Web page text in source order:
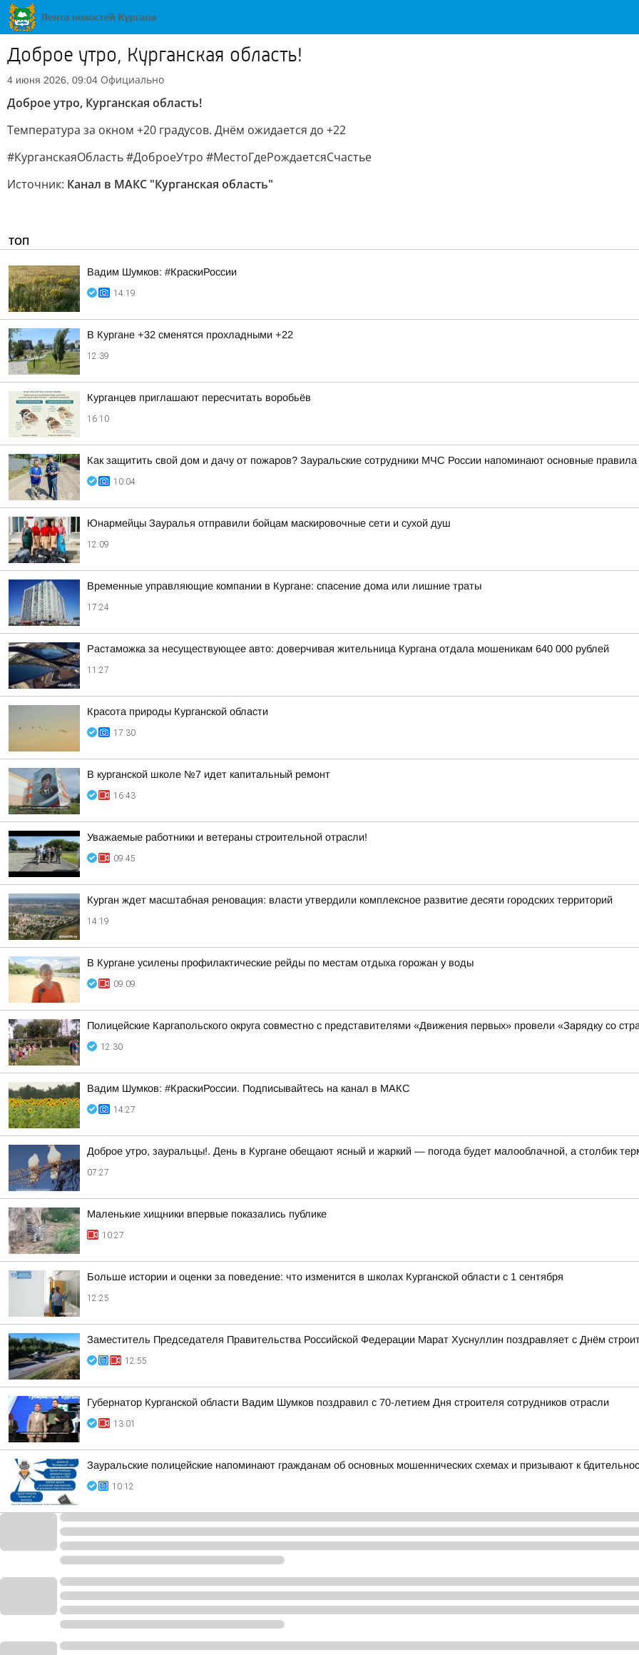
Доброе утро, Курганская область!
4 июня 2026, 09:04 Официально
Доброе утро, Курганская область!
Температура за окном +20 градусов. Днём ожидается до +22
#КурганскаяОбласть #ДоброеУтро #МестоГдеРождаетсяСчастье
Источник: Канал в МАКС "Курганская область"
ТОП
Вадим Шумков: #КраскиРоссии
14:19
В Кургане +32 сменятся прохладными +22
12:39
Курганцев приглашают пересчитать воробьёв
16:10
Как защитить свой дом и дачу от пожаров? Зауральские сотрудники МЧС России напоминают основные правила
10:04
Юнармейцы Зауралья отправили бойцам маскировочные сети и сухой душ
12:09
Временные управляющие компании в Кургане: спасение дома или лишние траты
17:24
Растаможка за несуществующее авто: доверчивая жительница Кургана отдала мошеникам 640 000 рублей
11:27
Красота природы Курганской области
17:30
В курганской школе №7 идет капитальный ремонт
16:43
Уважаемые работники и ветераны строительной отрасли!
09:45
Курган ждет масштабная реновация: власти утвердили комплексное развитие десяти городских территорий
14:19
В Кургане усилены профилактические рейды по местам отдыха горожан у воды
09:09
Полицейские Каргапольского округа совместно с представителями «Движения первых» провели «Зарядку со
12:30
Вадим Шумков: #КраскиРоссии. Подписывайтесь на канал в МАКС
14:27
Доброе утро, зауральцы!. День в Кургане обещают ясный и жаркий — погода будет малооблачной, а столбик
07:27
Маленькие хищники впервые показались публике
10:27
Больше истории и оценки за поведение: что изменится в школах Курганской области с 1 сентября
12:25
Заместитель Председателя Правительства Российской Федерации Марат Хуснуллин поздравляет с Днём
12:55
Губернатор Курганской области Вадим Шумков поздравил с 70-летием Дня строителя сотрудников отрасли
13:01
Зауральские полицейские напоминают гражданам об основных мошеннических схемах и призывают к
10:12